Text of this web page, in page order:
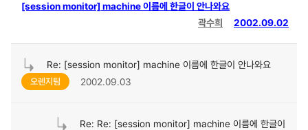
[session monitor] machine 이름에 한글이 안나와요
곽수희
2002.09.02
Re: [session monitor] machine 이름에 한글이 안나와요
오렌지팀 2002.09.03
Re: Re: [session monitor] machine 이름에 한글이